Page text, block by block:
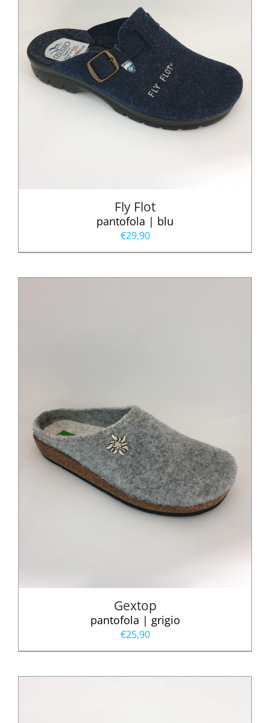
Fly Flot
pantofola | blu
€29,90
Gextop
pantofola | grigio
€25,90